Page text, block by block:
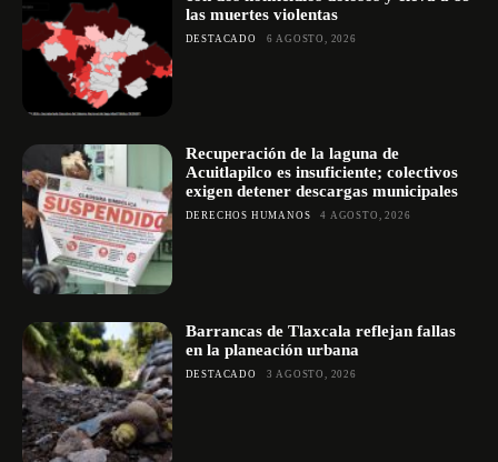
las muertes violentas
DESTACADO 6 AGOSTO, 2026
Recuperación de la laguna de
Acuitlapilco es insuficiente; colectivos
exigen detener descargas municipales
DERECHOS HUMANOS 4 AGOSTO, 2026
Barrancas de Tlaxcala reflejan fallas
en la planeación urbana
DESTACADO 3 AGOSTO, 2026